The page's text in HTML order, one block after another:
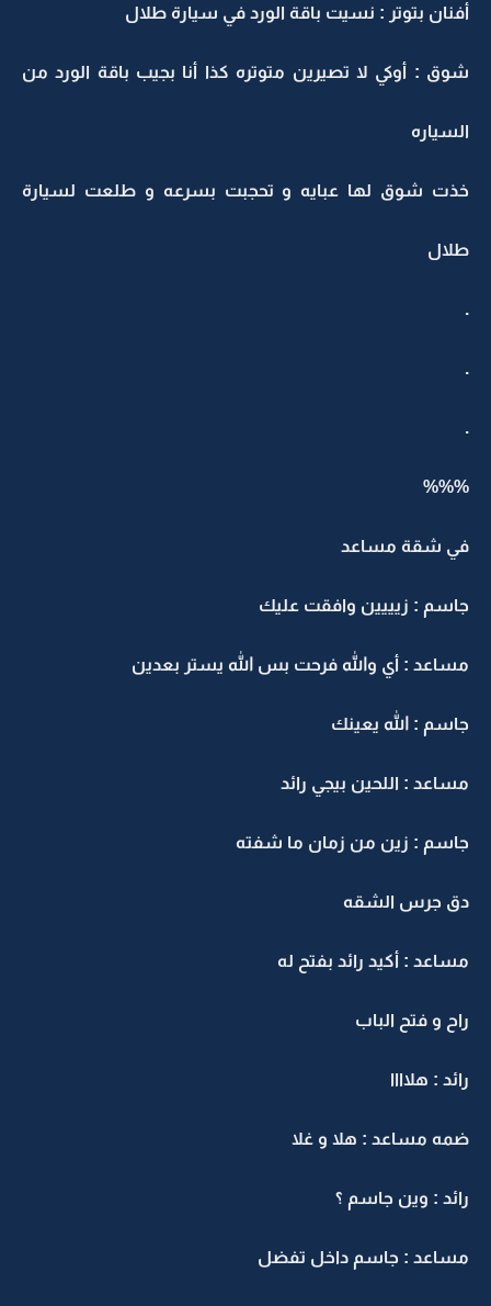
أفنان بتوتر : نسيت باقة الورد في سيارة طلال
شوق : أوكي لا تصيرين متوتره كذا أنا بجيب باقة الورد من
السياره
خذت شوق لها عبايه و تحجبت بسرعه و طلعت لسيارة
طلال
.
.
.
%%%
في شقة مساعد
جاسم : زيييين وافقت عليك
مساعد : أي والله فرحت بس الله يستر بعدين
جاسم : الله يعينك
مساعد : اللحين بيجي رائد
جاسم : زين من زمان ما شفته
دق جرس الشقه
مساعد : أكيد رائد بفتح له
راح و فتح الباب
رائد : هلاااا
ضمه مساعد : هلا و غلا
رائد : وين جاسم ؟
مساعد : جاسم داخل تفضل